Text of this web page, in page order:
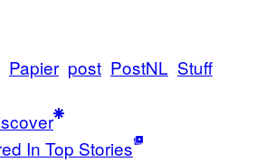
Papier post PostNL Stuff
In Top Stories